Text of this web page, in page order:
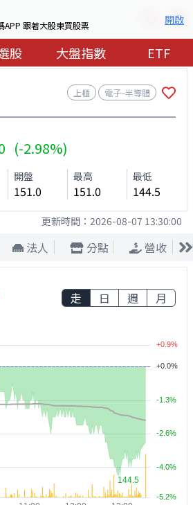
APP 跟著大股東買股票 開啟
股 大盤指數 ETF
上櫃 電子–半導體
(-2.98%)
開盤
151.0
最高
151.0
最低
144.5
更新時間： 2026-08-07 13:30:00
法人 分點 營收
走 日 週 月